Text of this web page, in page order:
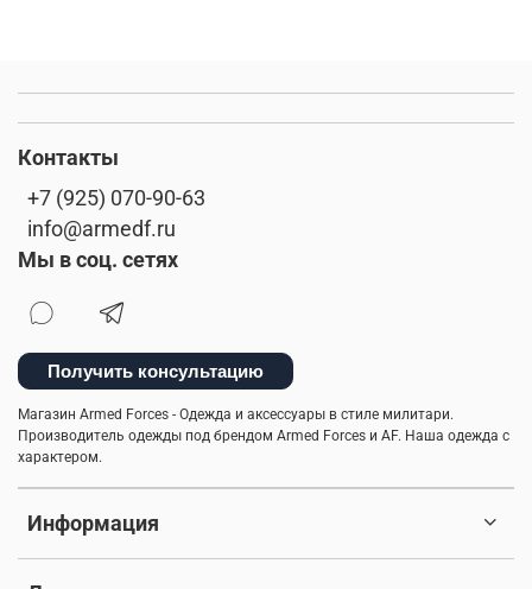
Информация
Контакты
+7 (925) 070-90-63
info@armedf.ru
Мы в соц. сетях
Получить консультацию
Магазин Armed Forces - Одежда и аксессуары в стиле милитари.
Производитель одежды под брендом Armed Forces и AF. Наша одежда с
характером.